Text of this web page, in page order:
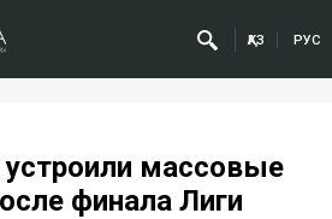
ҚАЗ РУС
массовые
финала Лиги